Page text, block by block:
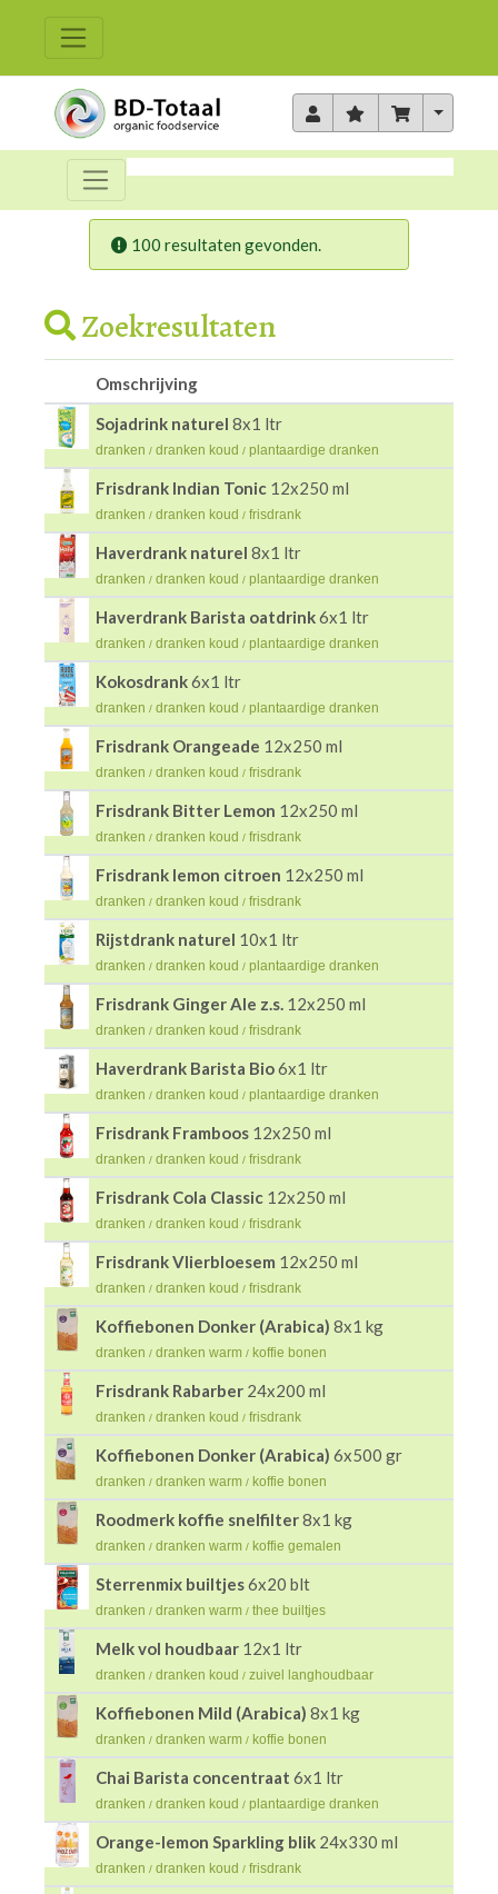
Toggle
100 resultaten gevonden.
Zoekresultaten
Omschrijving
Sojadrink naturel 8x1 ltr
dranken / dranken koud / plantaardige dranken
Frisdrank Indian Tonic 12x250 ml
dranken / dranken koud / frisdrank
Haverdrank naturel 8x1 ltr
dranken / dranken koud / plantaardige dranken
Haverdrank Barista oatdrink6x1 ltr
dranken / dranken koud / plantaardige dranken
Kokosdrank6x1 ltr
dranken / dranken koud / plantaardige dranken
Frisdrank Orangeade 12x250 ml
dranken / dranken koud / frisdrank
Frisdrank Bitter Lemon 12x250 ml
dranken / dranken koud / frisdrank
Frisdrank lemon citroen 12x250 ml
dranken / dranken koud / frisdrank
Rijstdrank naturel 10x1 ltr
dranken / dranken koud / plantaardige dranken
Frisdrank Ginger Ale z.s. 12x250 ml
dranken / dranken koud / frisdrank
Haverdrank Barista Bio6x1 ltr
dranken / dranken koud / plantaardige dranken
Frisdrank Framboos 12x250 ml
dranken / dranken koud / frisdrank
Frisdrank Cola Classic 12x250 ml
dranken / dranken koud / frisdrank
Frisdrank Vlierbloesem 12x250 ml
dranken / dranken koud / frisdrank
Koffiebonen Donker (Arabica) 8x1 kg
dranken / dranken warm / koffie bonen
Frisdrank Rabarber 24x200 ml
dranken / dranken koud / frisdrank
Koffiebonen Donker (Arabica) 6x500 gr
dranken / dranken warm / koffie bonen
Roodmerk koffie snelfilter8x1 kg
dranken / dranken warm / koffie gemalen
Sterrenmix builtjes6x20 blt
dranken / dranken warm / thee builtjes
Melk vol houdbaar 12x1 ltr
dranken / dranken koud / zuivel langhoudbaar
Koffiebonen Mild (Arabica) 8x1 kg
dranken / dranken warm / koffie bonen
Chai Barista concentraat 6x1 ltr
dranken / dranken koud / plantaardige dranken
Orange-lemon Sparkling blik 24x330 ml
dranken / dranken koud / frisdrank